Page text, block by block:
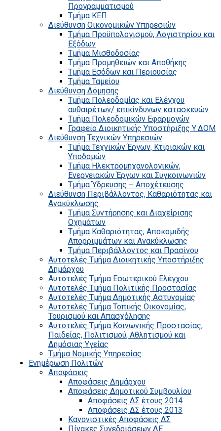
Προγραμματισμού
Τμήμα ΚΕΠ
Διεύθυνση Οικονομικών Υπηρεσιών
Τμήμα Προϋπολογισμού, Λογιστηρίου και
Εξόδων
Τμήμα Μισθοδοσίας
Τμήμα Προμηθειών και Αποθήκης
Τμήμα Εσόδων και Περιουσίας
Τμήμα Ταμείου
Διεύθυνση Δόμησης
Τμήμα Πολεοδομίας και Ελέγχου
αυθαιρέτων/ επικίνδυνων κατασκευών
Τμήμα Πολεοδομικών Εφαρμογών
Γραφείο Διοικητικής Υποστήριξης Υ.ΔΟΜ
Διεύθυνση Τεχνικών Υπηρεσιών
Τμήμα Τεχνικών Έργων, Κτιριακών και
Υποδομών
Τμήμα Ηλεκτρομηχανολογικών,
Ενεργειακών Έργων και Συγκοινωνιών
Τμήμα Ύδρευσης – Αποχέτευσης
Διεύθυνση Περιβάλλοντος, Καθαριότητας και
Ανακύκλωσης
Τμήμα Συντήρησης και Διαχείρισης
Οχημάτων
Τμήμα Καθαριότητας, Αποκομιδής
Απορριμμάτων και Ανακύκλωσης
Τμήμα Περιβάλλοντος και Πρασίνου
Αυτοτελές Τμήμα Διοικητικής Υποστήριξης
Δημάρχου
Αυτοτελές Τμήμα Εσωτερικού Ελέγχου
Αυτοτελές Τμήμα Πολιτικής Προστασίας
Αυτοτελές Τμήμα Δημοτικής Αστυνομίας
Αυτοτελές Τμήμα Τοπικής Οικονομίας,
Τουρισμού και Απασχόλησης
Αυτοτελές Τμήμα Κοινωνικής Προστασίας,
Παιδείας, Πολιτισμού, Αθλητισμού και
Δημόσιας Υγείας
Τμήμα Νομικής Υπηρεσίας
Ενημέρωση Πολιτών
Αποφάσεις
Αποφάσεις Δημάρχου
Αποφάσεις Δημοτικού Συμβουλίου
Αποφάσεις ΔΣ έτους 2014
Αποφάσεις ΔΣ έτους 2013
Κανονιστικές Αποφάσεις ΔΣ
Πίνακες Συνεδριάσεων ΔΕ